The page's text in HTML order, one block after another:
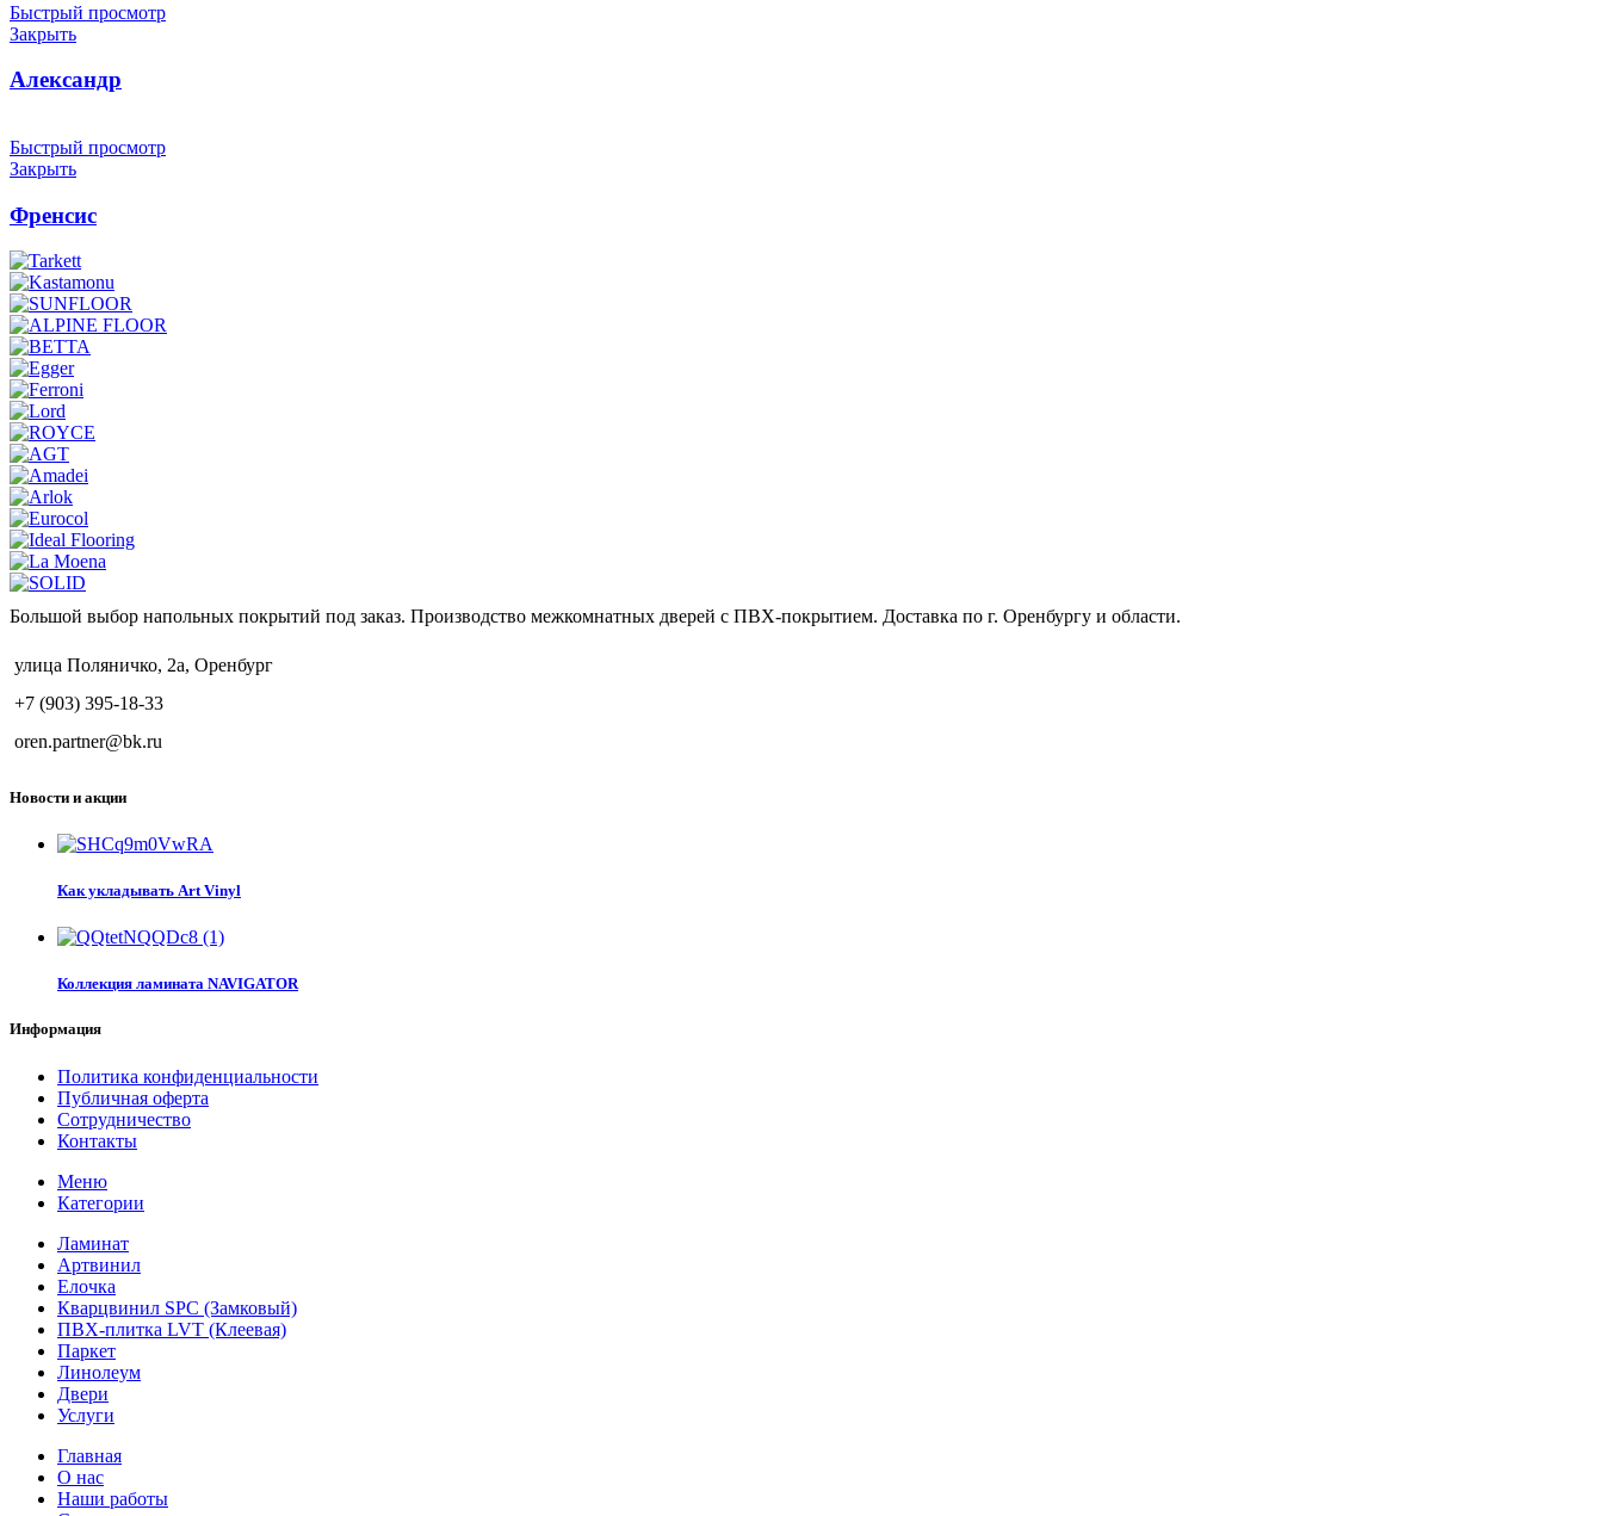
Быстрый просмотр
Закрыть
Александр
Быстрый просмотр
Закрыть
Френсис
Большой выбор напольных покрытий под заказ. Производство межкомнатных дверей с ПВХ-покрытием. Доставка по г. Оренбургу и области.
улица Поляничко, 2а, Оренбург
+7 (903) 395-18-33
oren.partner@bk.ru
Новости и акции
Как укладывать Art Vinyl
Коллекция ламината NAVIGATOR
Информация
Политика конфиденциальности
Публичная оферта
Сотрудничество
Контакты
Меню
Категории
Ламинат
Артвинил
Елочка
Кварцвинил SPC (Замковый)
ПВХ-плитка LVT (Клеевая)
Паркет
Линолеум
Двери
Услуги
Главная
О нас
Наши работы